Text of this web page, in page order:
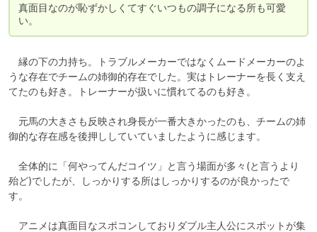
真面目なのが恥ずかしくてすぐいつもの調子になる所も可愛
い。
縁の下の力持ち。トラブルメーカーではなくムードメーカーのよ
うな存在でチームの姉御的存在でした。実はトレーナーを長く支え
てたのも好き。トレーナーが扱いに慣れてるのも好き。
元馬の大きさも反映され身長が一番大きかったのも、チームの姉
御的な存在感を後押ししていていましたように感じます。
全体的に「何やってんだコイツ」と言う場面が多々(と言うより
殆ど)でしたが、しっかりする所はしっかりするのが良かったで
す。
アニメは真面目なスポコンしておりダブル主人公にスポットが集